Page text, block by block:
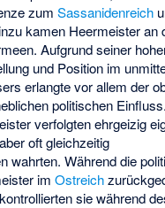
zumSassanidenreich
kamen Heermeister an
Aufgrund seiner
und Position im
erlangte vor allem der
politischen Einfluss.
verfolgten ehrgeizig
oft gleichzeitig
wahrten. Während die
imOstreich
sie während